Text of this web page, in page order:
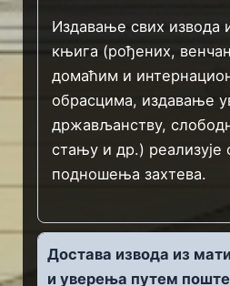
Издавање свих извода
књига (рођених,
домаћим и
обрасцима, издавање
држављанству,
стању и др.) реализује
подношења захтева.
Достава извода из
и уверења путем поште